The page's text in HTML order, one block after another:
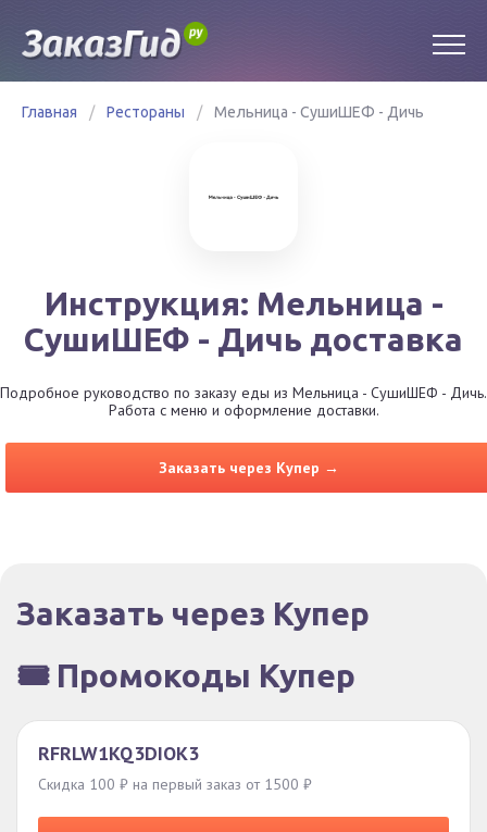
Главная / Рестораны / Мельница - СушиШЕФ - Дичь
Инструкция: Мельница -
СушиШЕФ - Дичь доставка
Подробное руководство по заказу еды из Мельница - СушиШЕФ - Дичь.
Работа с меню и оформление доставки.
Заказать через Купер →
Заказать через Купер
🎟️ Промокоды Купер
RFRLW1KQ3DIOK3
Скидка 100 ₽ на первый заказ от 1500 ₽